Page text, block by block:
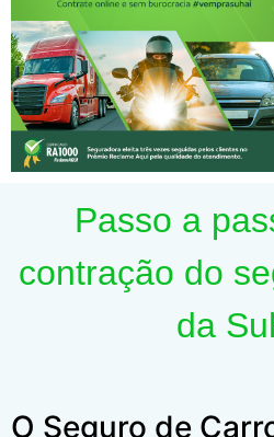
Passo a
contração do
da
O Seguro de